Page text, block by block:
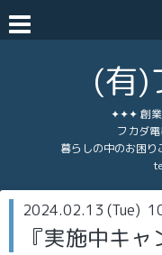
(有)
✦✦✦ 創業50
フカダ電器
暮らしの中のお困
2024.02.13 (Tue)
『実施中キ